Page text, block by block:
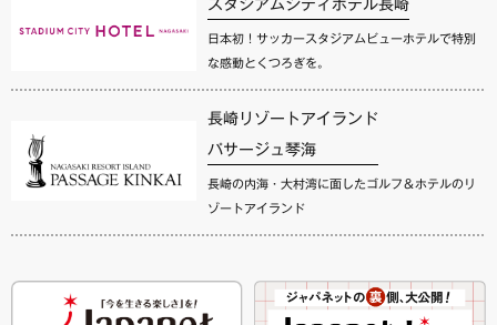
日本初！サッカースタジアムビューホテルで特別
な感動とくつろぎを。
長崎リゾートアイランド
パサージュ琴海
長崎の内海・大村湾に面したゴルフ＆ホテルのリ
ゾートアイランド